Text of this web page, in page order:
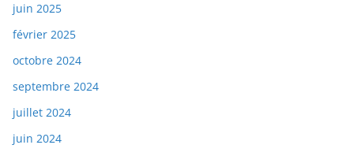
juin 2025
février 2025
octobre 2024
septembre 2024
juillet 2024
juin 2024